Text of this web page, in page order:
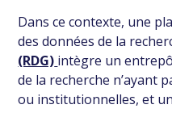
Dans ce contexte, une
des données de la
(RDG) intègre un
de la recherche n’ayant
ou institutionnelles, et